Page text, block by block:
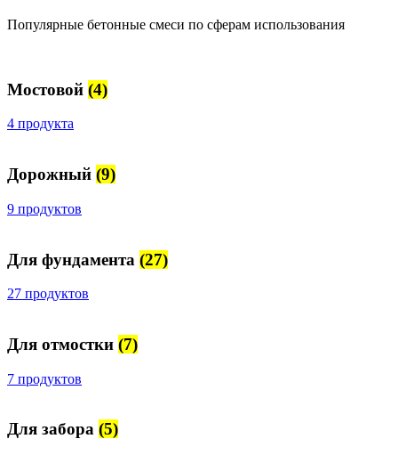
Популярные бетонные смеси по сферам использования
Мостовой (4)
4 продукта
Дорожный (9)
9 продуктов
Для фундамента (27)
27 продуктов
Для отмостки (7)
7 продуктов
Для забора (5)